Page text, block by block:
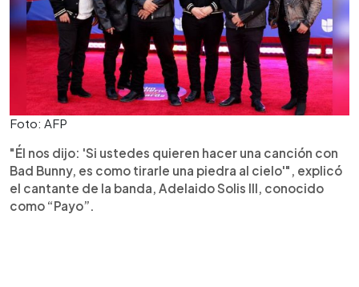
Foto: AFP
"Él nos dijo: 'Si ustedes quieren hacer una canción con
Bad Bunny, es como tirarle una piedra al cielo'", explicó
el cantante de la banda, Adelaido Solis III, conocido
como “Payo”.